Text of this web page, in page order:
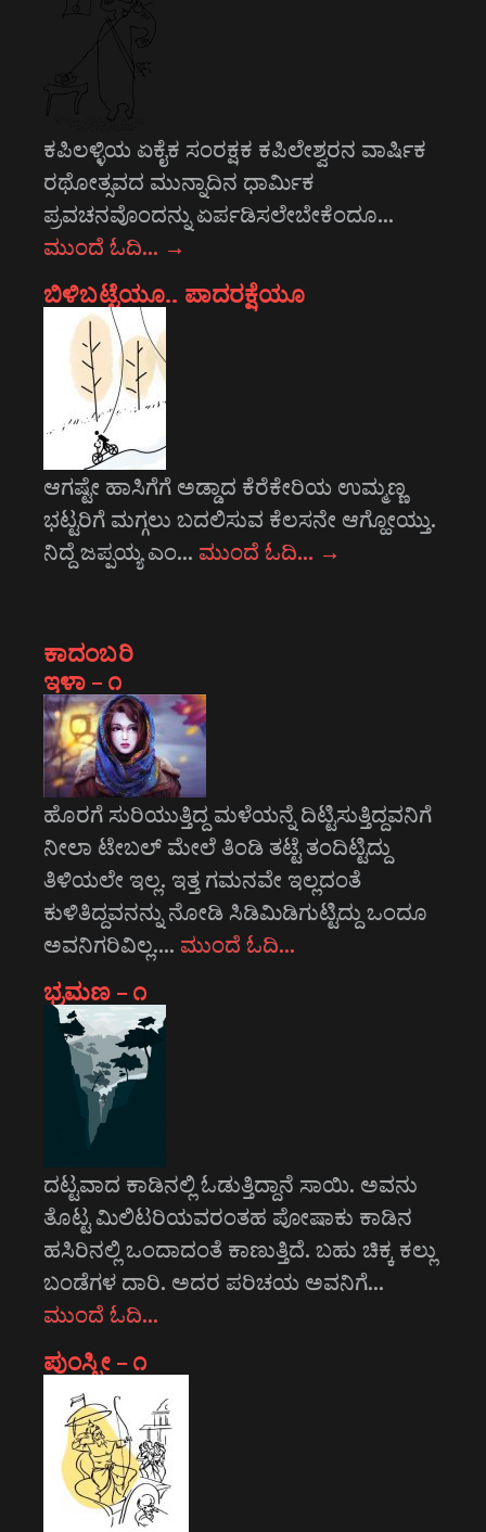
ಕಪಿಲಳ್ಳಿಯ ಏಕೈಕ ಸಂರಕ್ಷಕ ಕಪಿಲೇಶ್ವರನ ವಾರ್ಷಿಕ
ರಥೋತ್ಸವದ ಮುನ್ನಾದಿನ ಧಾರ್ಮಿಕ
ಪ್ರವಚನವೊಂದನ್ನು ಏರ್ಪಡಿಸಲೇಬೇಕೆಂದೂ…
ಮುಂದೆ ಓದಿ… →
ಬಿಳಿಬಟ್ಟೆಯೂ.. ಪಾದರಕ್ಷೆಯೂ
ಆಗಷ್ಟೇ ಹಾಸಿಗೆಗೆ ಅಡ್ಡಾದ ಕೆರೆಕೇರಿಯ ಉಮ್ಮಣ್ಣ
ಭಟ್ಟರಿಗೆ ಮಗ್ಗಲು ಬದಲಿಸುವ ಕೆಲಸನೇ ಆಗ್ಹೋಯ್ತು.
ನಿದ್ದೆ ಜಪ್ಪಯ್ಯ ಎಂ… ಮುಂದೆ ಓದಿ… →
ಕಾದಂಬರಿ
ಇಳಾ – ೧
ಹೊರಗೆ ಸುರಿಯುತ್ತಿದ್ದ ಮಳೆಯನ್ನೆ ದಿಟ್ಟಿಸುತ್ತಿದ್ದವನಿಗೆ
ನೀಲಾ ಟೇಬಲ್ ಮೇಲೆ ತಿಂಡಿ ತಟ್ಟೆ ತಂದಿಟ್ಟಿದ್ದು
ತಿಳಿಯಲೇ ಇಲ್ಲ. ಇತ್ತ ಗಮನವೇ ಇಲ್ಲದಂತೆ
ಕುಳಿತಿದ್ದವನನ್ನು ನೋಡಿ ಸಿಡಿಮಿಡಿಗುಟ್ಟಿದ್ದು ಒಂದೂ
ಅವನಿಗರಿವಿಲ್ಲ.… ಮುಂದೆ ಓದಿ…
ಭ್ರಮಣ – ೧
ದಟ್ಟವಾದ ಕಾಡಿನಲ್ಲಿ ಓಡುತ್ತಿದ್ದಾನೆ ಸಾಯಿ. ಅವನು
ತೊಟ್ಟ ಮಿಲಿಟರಿಯವರಂತಹ ಪೋಷಾಕು ಕಾಡಿನ
ಹಸಿರಿನಲ್ಲಿ ಒಂದಾದಂತೆ ಕಾಣುತ್ತಿದೆ. ಬಹು ಚಿಕ್ಕ ಕಲ್ಲು
ಬಂಡೆಗಳ ದಾರಿ. ಅದರ ಪರಿಚಯ ಅವನಿಗೆ…
ಮುಂದೆ ಓದಿ…
ಪುಂಸ್ತ್ರೀ – ೧